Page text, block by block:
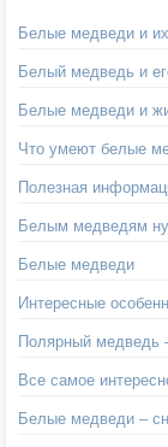
Белые медведи и
Белый медведь и
Белые медведи и
Что умеют белые
Полезная
Белым медведям
Белые медведи
Интересные
Полярный медведь
Все самое
Белые медведи –